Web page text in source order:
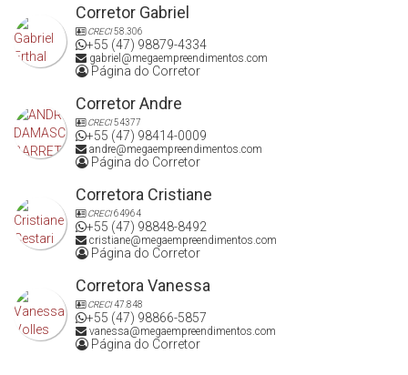
Corretor Gabriel
CRECI58.306
+55 (47) 98879-4334
gabriel@megaempreendimentos.com
Página do Corretor
Corretor Andre
CRECI54377
+55 (47) 98414-0009
andre@megaempreendimentos.com
Página do Corretor
Corretora Cristiane
CRECI64964
+55 (47) 98848-8492
cristiane@megaempreendimentos.com
Página do Corretor
Corretora Vanessa
CRECI47.848
+55 (47) 98866-5857
vanessa@megaempreendimentos.com
Página do Corretor